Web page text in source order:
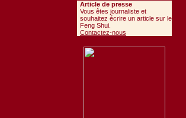
Article de presse
Vous êtes journaliste et
souhaitez écrire un article sur le
Feng Shui.
Contactez-nous